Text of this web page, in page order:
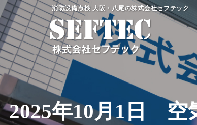
コ
ン
テ
ン
ツ
へ
ス
キ
ッ
プ2025年10月1日 空
消防設備点検 大阪・八尾の株式会社セフテック